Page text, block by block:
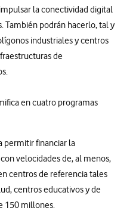
la conectividad digital
También podrán hacerlo, tal y
industriales y centros
de
en cuatro programas
permitir financiar la
velocidades de, al menos,
centros de referencia tales
centros educativos y de
150 millones.